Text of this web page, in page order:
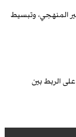
المنهجي، وتبسيط
الربط بين